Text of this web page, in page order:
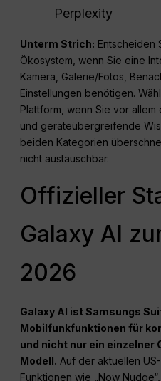
Perplexity
Unterm Strich: Entscheiden
Ökosystem, wenn Sie eine
Kamera, Galerie/Fotos,
Einstellungen benötigen.
Plattform, wenn Sie vor
und geräteübergreifende
beiden Kategorien
nicht austauschbar.
Offizieller
Galaxy AI
2026
Galaxy AI ist Samsungs
Mobilfunkfunktionen für
und nicht nur ein einzelner
Modell. Auf der aktuellen
Funktionen wie „Now